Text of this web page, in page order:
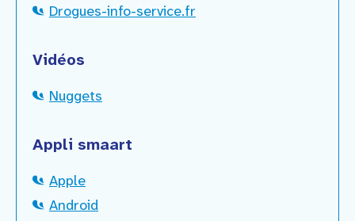
Drogues-info-service.fr
Vidéos
Nuggets
Appli smaart
Apple
Android